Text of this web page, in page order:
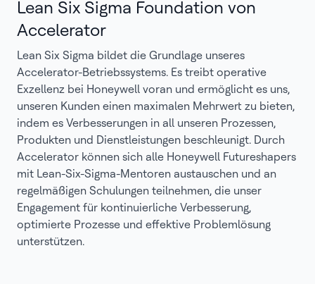
Lean Six Sigma Foundation von
Accelerator
Lean Six Sigma bildet die Grundlage unseres
Accelerator-Betriebssystems. Es treibt operative
Exzellenz bei Honeywell voran und ermöglicht es uns,
unseren Kunden einen maximalen Mehrwert zu bieten,
indem es Verbesserungen in all unseren Prozessen,
Produkten und Dienstleistungen beschleunigt. Durch
Accelerator können sich alle Honeywell Futureshapers
mit Lean-Six-Sigma-Mentoren austauschen und an
regelmäßigen Schulungen teilnehmen, die unser
Engagement für kontinuierliche Verbesserung,
optimierte Prozesse und effektive Problemlösung
unterstützen.